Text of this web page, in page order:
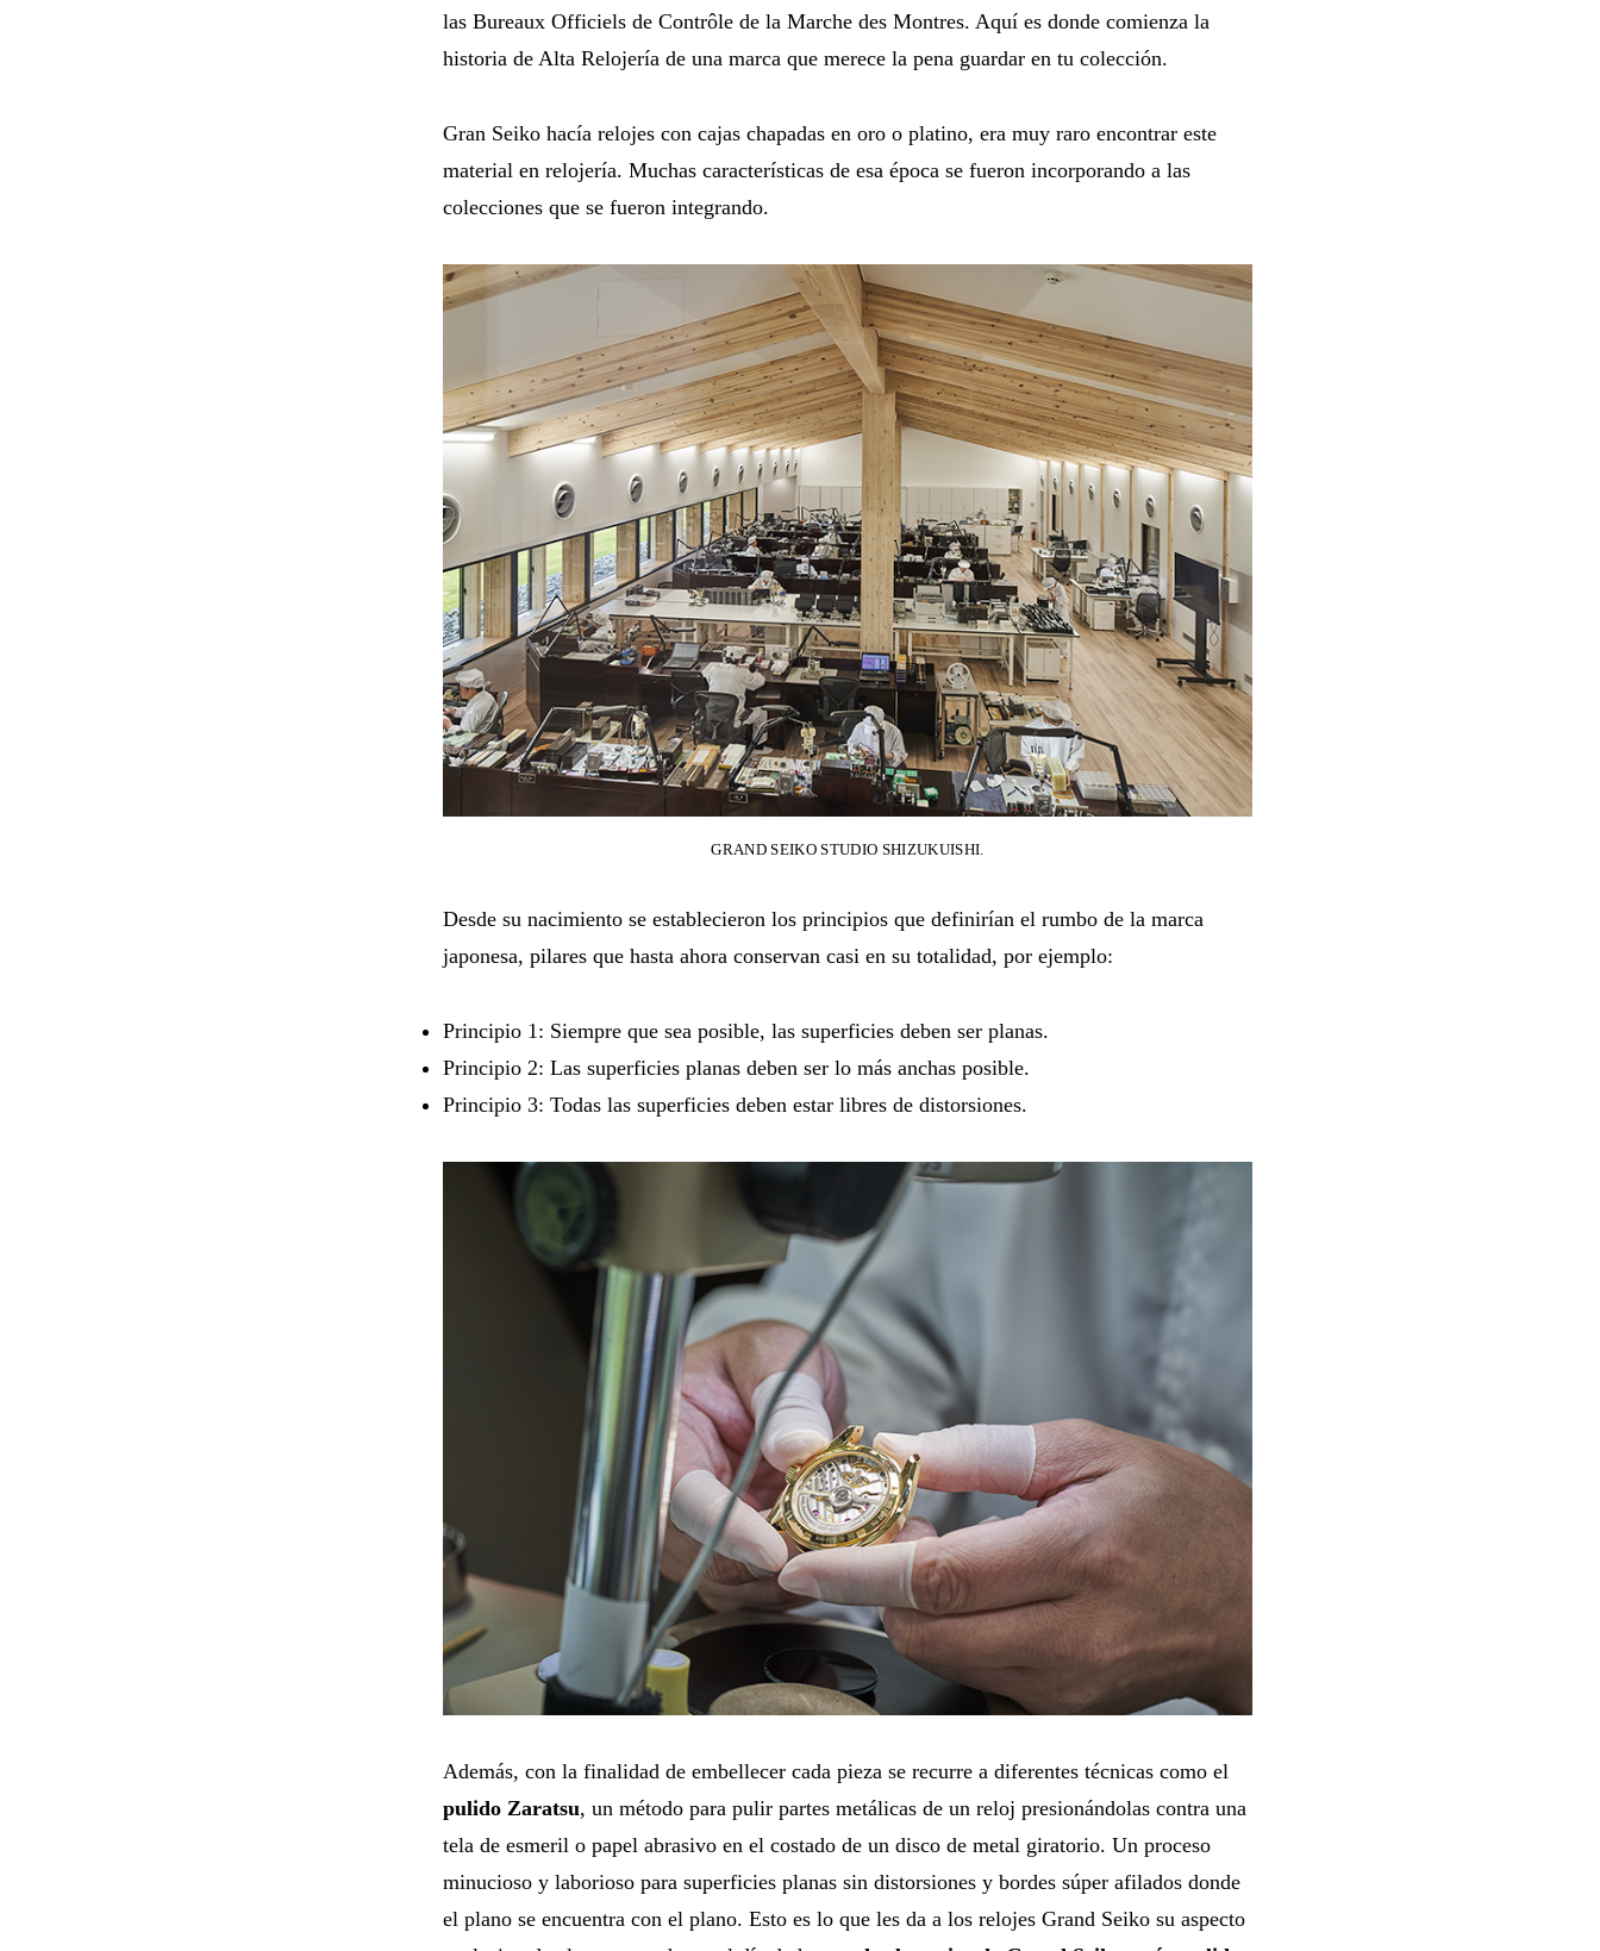
las Bureaux Officiels de Contrôle de la Marche des Montres. Aquí es donde comienza la
historia de Alta Relojería de una marca que merece la pena guardar en tu colección.
Gran Seiko hacía relojes con cajas chapadas en oro o platino, era muy raro encontrar este
material en relojería. Muchas características de esa época se fueron incorporando a las
colecciones que se fueron integrando.
GRAND SEIKO STUDIO SHIZUKUISHI.
Desde su nacimiento se establecieron los principios que definirían el rumbo de la marca
japonesa, pilares que hasta ahora conservan casi en su totalidad, por ejemplo:
Principio 1: Siempre que sea posible, las superficies deben ser planas.
Principio 2: Las superficies planas deben ser lo más anchas posible.
Principio 3: Todas las superficies deben estar libres de distorsiones.
Además, con la finalidad de embellecer cada pieza se recurre a diferentes técnicas como el
pulido Zaratsu, un método para pulir partes metálicas de un reloj presionándolas contra una
tela de esmeril o papel abrasivo en el costado de un disco de metal giratorio. Un proceso
minucioso y laborioso para superficies planas sin distorsiones y bordes súper afilados donde
el plano se encuentra con el plano. Esto es lo que les da a los relojes Grand Seiko su aspecto